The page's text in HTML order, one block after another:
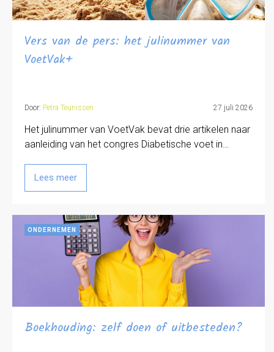
Vers van de pers: het julinummer van
VoetVak+
Door: Petra Teunissen 27 juli 2026
Het julinummer van VoetVak bevat drie artikelen naar
aanleiding van het congres Diabetische voet in…
Lees meer
ONDERNEMEN
Boekhouding: zelf doen of uitbesteden?